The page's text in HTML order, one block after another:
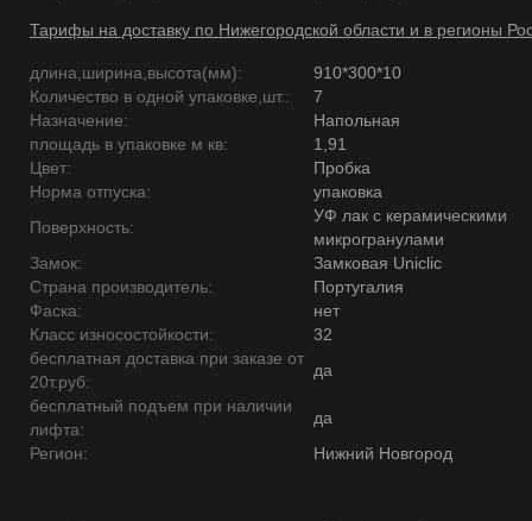
Тарифы на доставку по Нижегородской области и в регионы
длина,ширина,высота(мм):
910*300*10
Количество в одной упаковке,шт.:
7
Назначение:
Напольная
площадь в упаковке м кв:
1,91
Цвет:
Пробка
Норма отпуска:
упаковка
Поверхность:
УФ лак с керамическими
микрогранулами
Замок:
Замковая Uniclic
Страна производитель:
Португалия
Фаска:
нет
Класс износостойкости:
32
бесплатная доставка при заказе от
20т.руб:
да
бесплатный подъем при наличии
лифта:
да
Регион:
Нижний Новгород